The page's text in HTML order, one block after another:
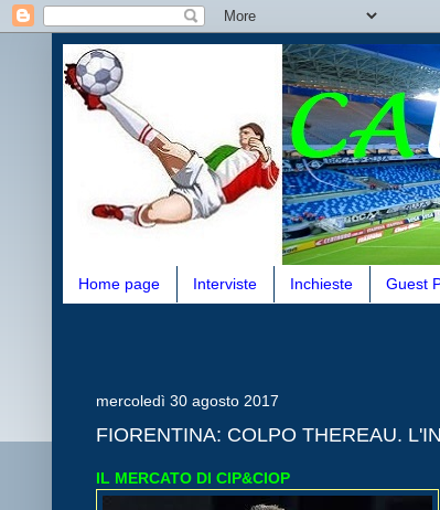
Home page Interviste Inchieste Guest
mercoledì 30 agosto 2017
FIORENTINA: COLPO THEREAU.
IL MERCATO DI CIP&CIOP